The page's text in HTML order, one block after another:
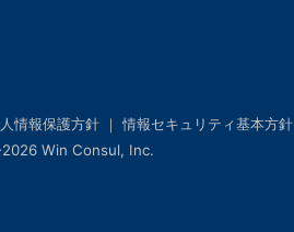
情報保護方針｜ 情報セキュリティ基本方針
Win Consul, Inc.